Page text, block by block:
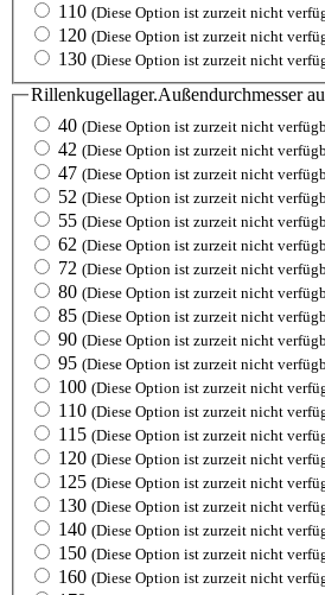
110 (Diese Option ist zurzeit nicht
120 (Diese Option ist zurzeit nicht
130 (Diese Option ist zurzeit nicht
Rillenkugellager.Außendurchmesser
40 (Diese Option ist zurzeit nicht
42 (Diese Option ist zurzeit nicht
47 (Diese Option ist zurzeit nicht
52 (Diese Option ist zurzeit nicht
55 (Diese Option ist zurzeit nicht
62 (Diese Option ist zurzeit nicht
72 (Diese Option ist zurzeit nicht
80 (Diese Option ist zurzeit nicht
85 (Diese Option ist zurzeit nicht
90 (Diese Option ist zurzeit nicht
95 (Diese Option ist zurzeit nicht
100 (Diese Option ist zurzeit nicht
110 (Diese Option ist zurzeit nicht
115 (Diese Option ist zurzeit nicht
120 (Diese Option ist zurzeit nicht
125 (Diese Option ist zurzeit nicht
130 (Diese Option ist zurzeit nicht
140 (Diese Option ist zurzeit nicht
150 (Diese Option ist zurzeit nicht
160 (Diese Option ist zurzeit nicht